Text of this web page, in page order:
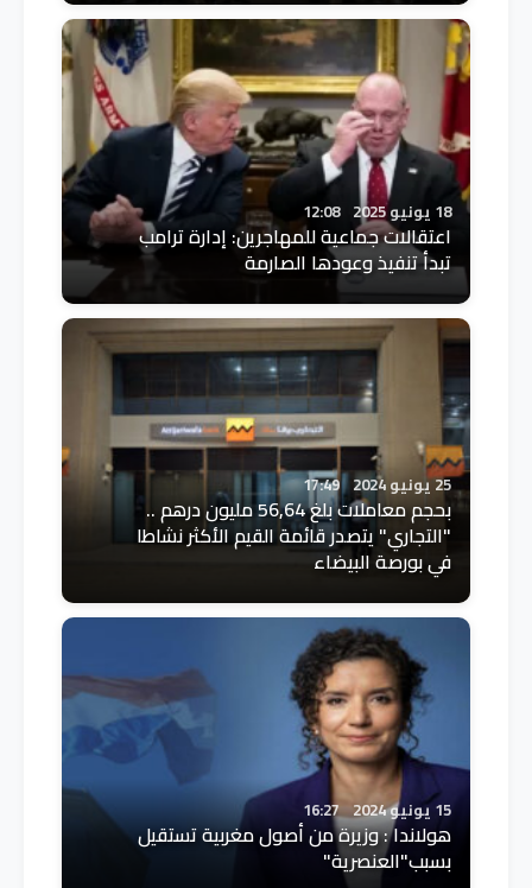
18 يونيو 2025 12:08
اعتقالات جماعية للمهاجرين: إدارة ترامب
تبدأ تنفيذ وعودها الصارمة
25 يونيو 2024 17:49
بحجم معاملات بلغ 56,64 مليون درهم ..
"التجاري" يتصدر قائمة القيم الأكثر نشاطا
في بورصة البيضاء
15 يونيو 2024 16:27
هولاندا : وزيرة من أصول مغربية تستقيل
بسبب"العنصرية"